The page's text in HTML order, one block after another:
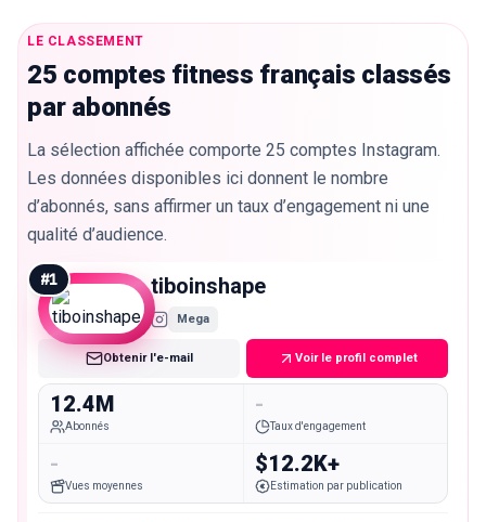
LE CLASSEMENT
25 comptes fitness français classés
par abonnés
La sélection affichée comporte 25 comptes Instagram.
Les données disponibles ici donnent le nombre
d’abonnés, sans affirmer un taux d’engagement ni une
qualité d’audience.
#1 tiboinshape
Mega
Obtenir l'e-mail Voir le profil complet
12.4M
Abonnés
-
Taux d'engagement
-
Vues moyennes
$12.2K+
Estimation par publication